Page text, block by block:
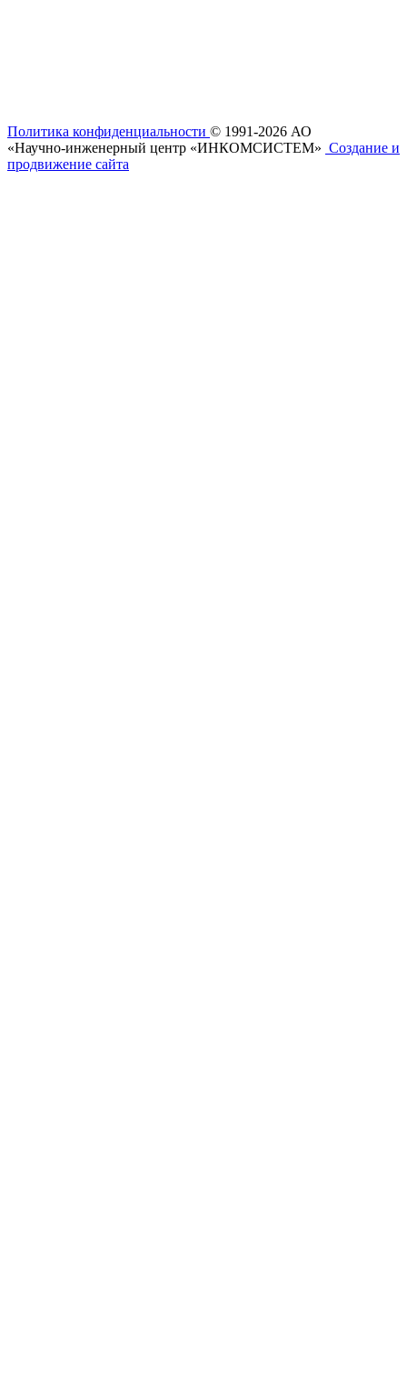
Политика конфиденциальности © 1991-2026 АО
«Научно- инженерный центр «ИНКОМСИСТЕМ» Создание и
продвижение сайта